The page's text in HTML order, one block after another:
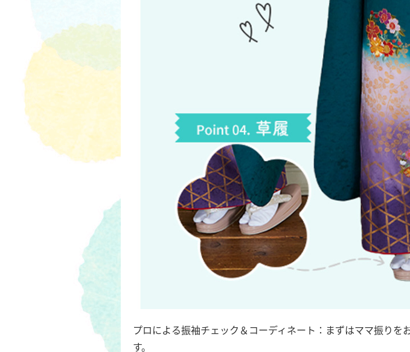
プロによる振袖チェック＆コーディネート：まずはママ振り
す。